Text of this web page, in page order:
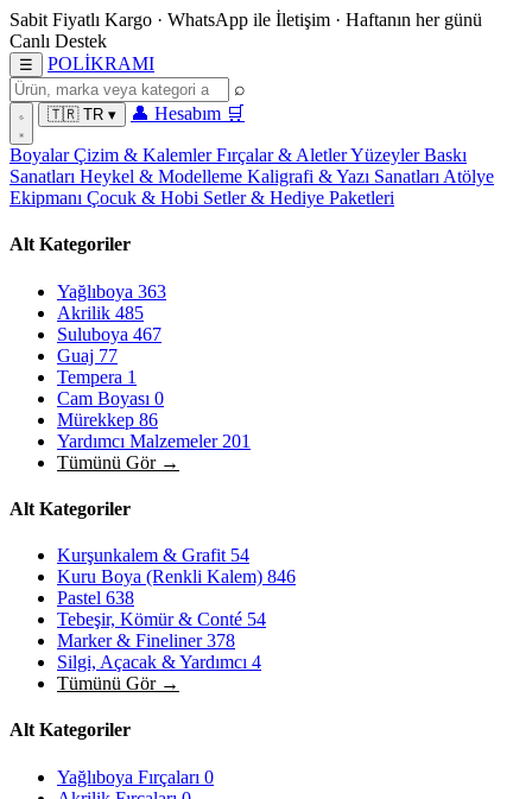
Sabit Fiyatlı Kargo · WhatsApp ile İletişim · Haftanın her günü
Canlı Destek
☰ POLİKRAMI
⌕
🇹🇷 TR ▾ 👤 Hesabım 🛒
BoyalarÇizim & KalemlerFırçalar & AletlerYüzeylerBaskı
Sanatları Heykel & Modelleme Kaligrafi & Yazı Sanatları Atölye
Ekipmanı Çocuk & Hobi Setler & Hediye Paketleri
Alt Kategoriler
Yağlıboya 363
Akrilik 485
Suluboya 467
Guaj 77
Tempera 1
Cam Boyası 0
Mürekkep 86
Yardımcı Malzemeler 201
Tümünü Gör →
Alt Kategoriler
Kurşunkalem & Grafit 54
Kuru Boya (Renkli Kalem) 846
Pastel 638
Tebeşir, Kömür & Conté 54
Marker & Fineliner378
Silgi, Açacak & Yardımcı 4
Tümünü Gör →
Alt Kategoriler
Yağlıboya Fırçaları 0